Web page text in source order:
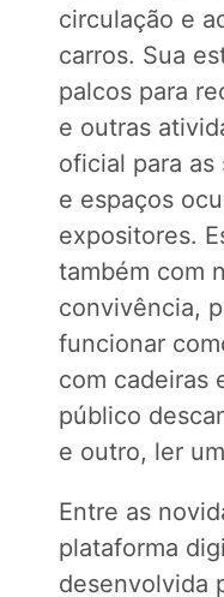
circulação e
carros. Sua
palcos para
e outras
oficial para
e espaços
expositores.
também com
convivência,
funcionar
com cadeiras
público
e outro, ler
Entre as
plataforma
desenvolvida